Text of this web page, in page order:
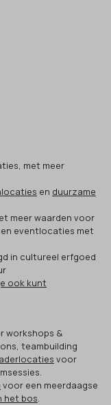
met meer
en duurzame
meer waarden voor
eventlocaties met
in cultureel erfgoed
ook kunt
workshops &
teambuilding
voor
voor een meerdaagse
het bos.